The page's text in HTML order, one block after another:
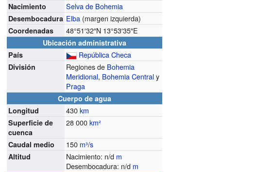
Nacimiento Selva de Bohemia
Desembocadura Elba (margen izquierda)
Coordenadas 48°51′32″N 13°53′35″E
Ubicación administrativa
País
República Checa
División Regiones de Bohemia
Meridional, Bohemia Centraly
Praga
Cuerpo de agua
Longitud
430km
Superficie de
cuenca
28 000km²
Caudal medio 150 m³/s
Altitud Nacimiento: n/d m
Desembocadura: n/d m